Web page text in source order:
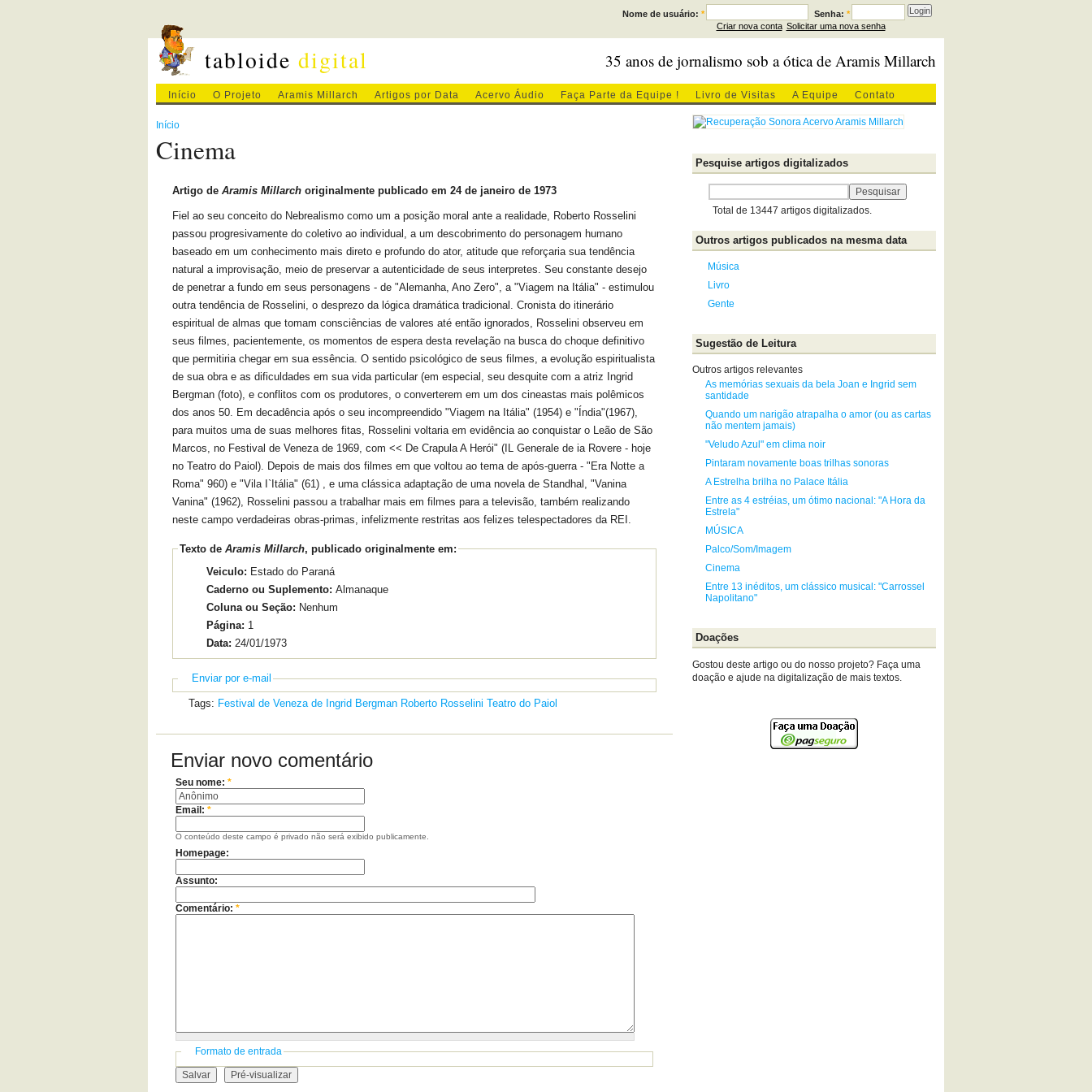
Nome de usuário: * Senha: *
Criar nova conta Solicitar uma nova senha
tabloide digital 35 anos de jornalismo sob a ótica de Aramis Millarch
Início O Projeto Aramis Millarch Artigos por Data Acervo Áudio Faça Parte da Equipe ! Livro de Visitas A Equipe Contato
Pesquise artigos digitalizados
Total de 13447 artigos digitalizados.
Outros artigos publicados na mesma data
Música
Livro
Gente
Sugestão de Leitura
Outros artigos relevantes
As memórias sexuais da bela Joan e Ingrid sem
santidade
Quando um narigão atrapalha o amor (ou as cartas
não mentem jamais)
"Veludo Azul" em clima noir
Pintaram novamente boas trilhas sonoras
A Estrelha brilha no Palace Itália
Entre as 4 estréias, um ótimo nacional: "A Hora da
Estrela"
MÚSICA
Palco/Som/Imagem
Cinema
Entre 13 inéditos, um clássico musical: "Carrossel
Napolitano"
Doações
Gostou deste artigo ou do nosso projeto? Faça uma
doação e ajude na digitalização de mais textos.
Início
Cinema
Artigo de Aramis Millarchoriginalmente publicado em 24 de janeiro de 1973
Fiel ao seu conceito do Nebrealismo como um a posição moral ante a realidade, Roberto Rosselini
passou progresivamente do coletivo ao individual, a um descobrimento do personagem humano
baseado em um conhecimento mais direto e profundo do ator, atitude que reforçaria sua tendência
natural a improvisação, meio de preservar a autenticidade de seus interpretes. Seu constante desejo
de penetrar a fundo em seus personagens - de "Alemanha, Ano Zero", a "Viagem na Itália" - estimulou
outra tendência de Rosselini, o desprezo da lógica dramática tradicional. Cronista do itinerário
espiritual de almas que tomam consciências de valores até então ignorados, Rosselini observeu em
seus filmes, pacientemente, os momentos de espera desta revelação na busca do choque definitivo
que permitiria chegar em sua essência. O sentido psicológico de seus filmes, a evolução espiritualista
de sua obra e as dificuldades em sua vida particular (em especial, seu desquite com a atriz Ingrid
Bergman (foto), e conflitos com os produtores, o converterem em um dos cineastas mais polêmicos
dos anos 50. Em decadência após o seu incompreendido "Viagem na Itália" (1954) e "Índia"(1967),
para muitos uma de suas melhores fitas, Rosselini voltaria em evidência ao conquistar o Leão de São
Marcos, no Festival de Veneza de 1969, com << De Crapula A Herói" (IL Generale de ia Rovere - hoje
no Teatro do Paiol). Depois de mais dos filmes em que voltou ao tema de após-guerra - "Era Notte a
Roma" 960) e "Vila I`Itália" (61) , e uma clássica adaptação de uma novela de Standhal, "Vanina
Vanina" (1962), Rosselini passou a trabalhar mais em filmes para a televisão, também realizando
neste campo verdadeiras obras-primas, infelizmente restritas aos felizes telespectadores da REI.
Texto deAramis Millarch, publicado originalmente em:
Veiculo: Estado do Paraná
Caderno ou Suplemento: Almanaque
Coluna ou Seção: Nenhum
Página: 1
Data: 24/01/1973
Enviar por e-mail
Tags: Festival de Veneza de Ingrid Bergman Roberto Rosselini Teatro do Paiol
Enviar novo comentário
Seu nome: *
Email: *
O conteúdo deste campo é privado não será exibido publicamente.
Homepage:
Assunto:
Comentário: *
Formato de entrada